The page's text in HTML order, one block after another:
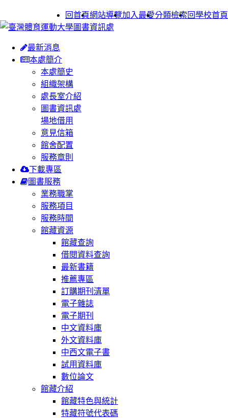
回學校首頁
分類檢索
加入最愛
網站導覽
回首頁
最新消息
本處簡介
本處簡史
組織架構
處長室介紹
圖書資訊處
場地借用
意見信箱
館舍配置
服務章則
下載專區
圖書服務
業務職掌
服務項目
服務時間
館藏資源
館藏查詢
借閱資料查詢
最新書籍
推薦專區
訂購期刊清單
電子雜誌
電子期刊
中文資料庫
外文資料庫
中西文電子書
試用資料庫
數位論文
館藏介紹
館藏特色與統計
特藏符號代表碼